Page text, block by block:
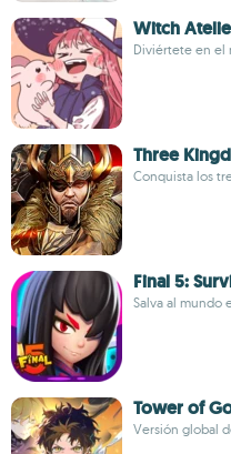
Witch
Diviértete en el
Three
Conquista los
Final 5:
Salva al mundo
Tower of
Versión global